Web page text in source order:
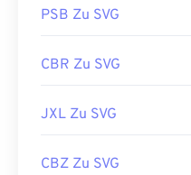
PSB Zu SVG
CBR Zu SVG
JXL Zu SVG
CBZ Zu SVG